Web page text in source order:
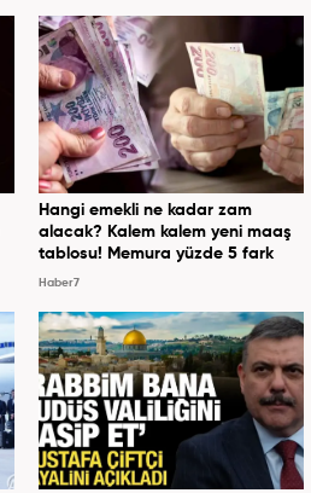
Hangi emekli ne kadar zam
alacak? Kalem kalem yeni maaş
tablosu! Memura yüzde 5 fark
Haber7